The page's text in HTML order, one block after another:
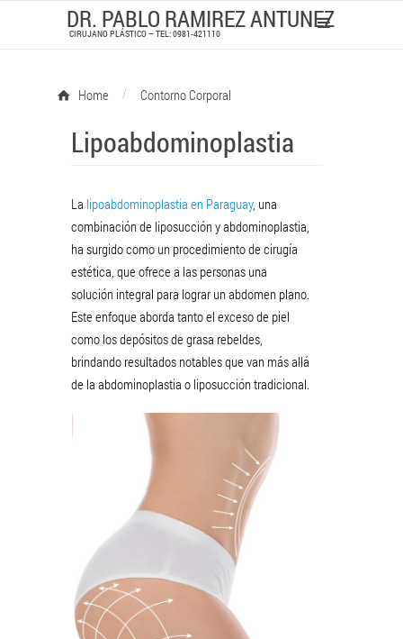
DR. PABLO RAMIREZ ANTUNEZ
CIRUJANO PLÁSTICO – TEL: 0981-421110
Home / Contorno Corporal
Lipoabdominoplastia
La lipoabdominoplastia en Paraguay, una
combinación de liposucción y abdominoplastia,
ha surgido como un procedimiento de cirugía
estética, que ofrece a las personas una
solución integral para lograr un abdomen plano.
Este enfoque aborda tanto el exceso de piel
como los depósitos de grasa rebeldes,
brindando resultados notables que van más allá
de la abdominoplastia o liposucción tradicional.